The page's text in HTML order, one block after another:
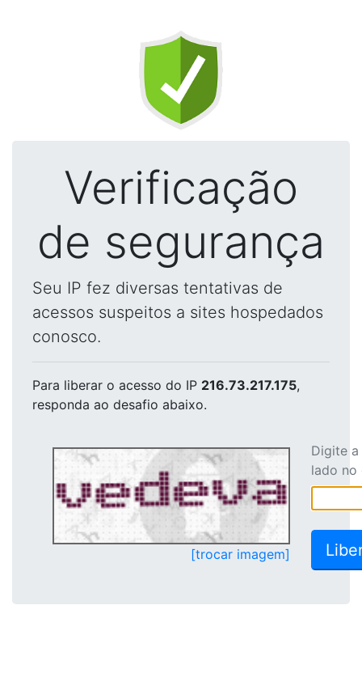
Verificação
de segurança
Seu IP fez diversas tentativas de
acessos suspeitos a sites hospedados
conosco.
Para liberar o acesso do IP 216.73.217.175,
responda ao desafio abaixo.
[trocar imagem]
Digite
lado no